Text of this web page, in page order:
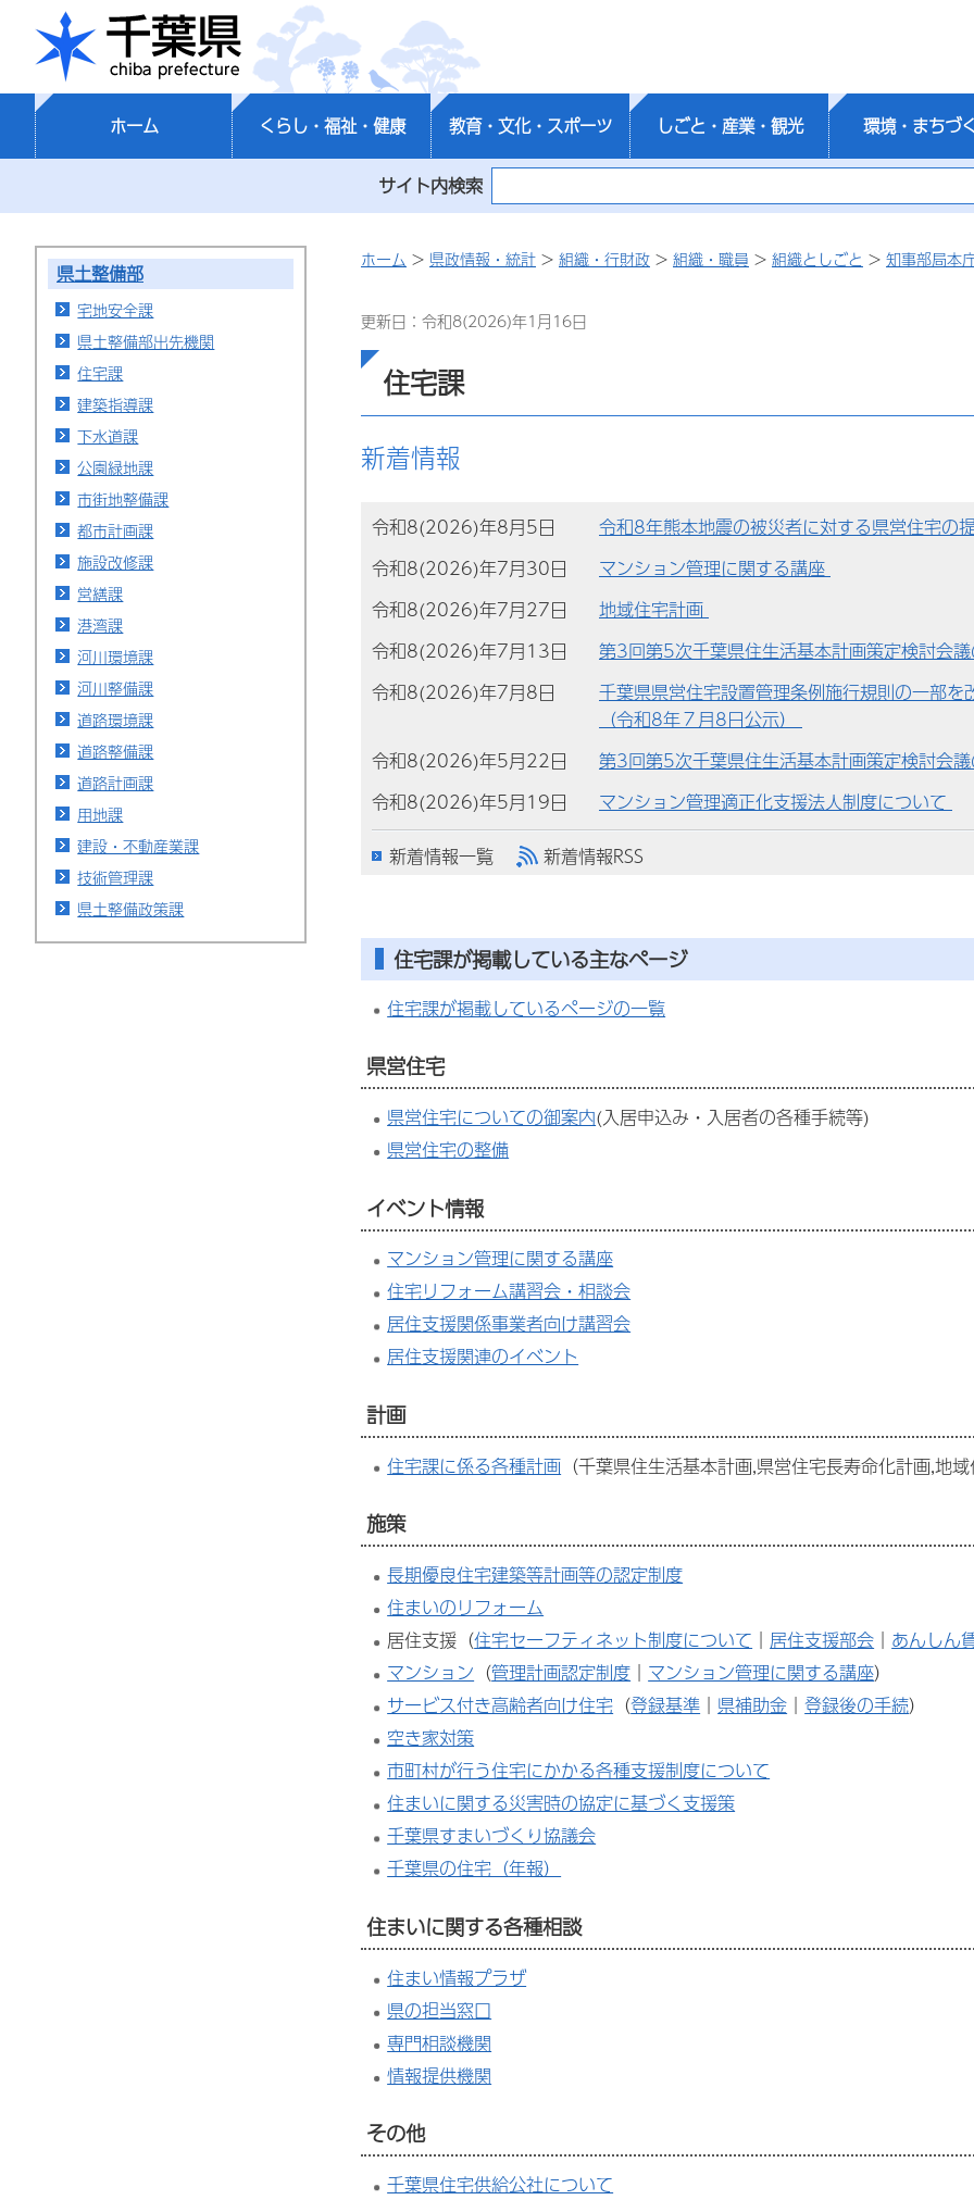
千葉県
ホーム くらし・福祉・健康 教育・文化・スポーツ しごと・産業・観光 環境・まちづ
サイト内検索
県土整備部
宅地安全課
県土整備部出先機関
住宅課
建築指導課
下水道課
公園緑地課
市街地整備課
都市計画課
施設改修課
営繕課
港湾課
河川環境課
河川整備課
道路環境課
道路整備課
道路計画課
用地課
建設・不動産業課
技術管理課
県土整備政策課
ホーム > 県政情報・統計 > 組織・行財政 > 組織・職員 > 組織としごと > 知事部局本
更新日：令和8(2026)年1月16日
住宅課
新着情報
令和8(2026)年8月5日
令和8年熊本地震の被災者に対する県営住宅の
令和8(2026)年7月30日
マンション管理に関する講座
令和8(2026)年7月27日
地域住宅計画
令和8(2026)年7月13日
第3回第5次千葉県住生活基本計画策定検討会
令和8(2026)年7月8日
千葉県県営住宅設置管理条例施行規則の一部
（令和8年７月8日公示）
令和8(2026)年5月22日
第3回第5次千葉県住生活基本計画策定検討会
令和8(2026)年5月19日
マンション管理適正化支援法人制度について
新着情報一覧
新着情報RSS
住宅課が掲載している主なページ
住宅課が掲載しているページの一覧
県営住宅
県営住宅についての御案内(入居申込み・入居者の各種手続等)
県営住宅の整備
イベント情報
マンション管理に関する講座
住宅リフォーム講習会・相談会
居住支援関係事業者向け講習会
居住支援関連のイベント
計画
住宅課に係る各種計画 （千葉県住生活基本計画,県営住宅長寿命化計画,地域
施策
長期優良住宅建築等計画等の認定制度
住まいのリフォーム
居住支援（住宅セーフティネット制度について ｜居住支援部会 ｜ あんしん
マンション （管理計画認定制度 ｜ マンション管理に関する講座）
サービス付き高齢者向け住宅 （登録基準 ｜ 県補助金 ｜登録後の手続）
空き家対策
市町村が行う住宅にかかる各種支援制度について
住まいに関する災害時の協定に基づく支援策
千葉県すまいづくり協議会
千葉県の住宅（年報）
住まいに関する各種相談
住まい情報プラザ
県の担当窓口
専門相談機関
情報提供機関
その他
千葉県住宅供給公社について